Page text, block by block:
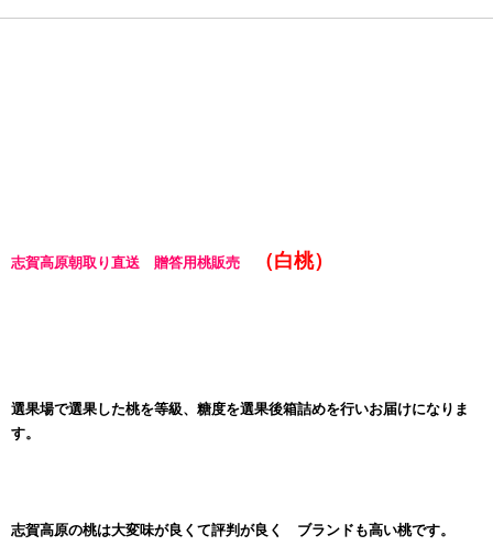
志賀高原朝取り直送 贈答用桃販売 （白桃）
選果場で選果した桃を等級、糖度を選果後箱詰めを行いお届けになりま
す。
志賀高原の桃は大変味が良くて評判が良く ブランドも高い桃です。